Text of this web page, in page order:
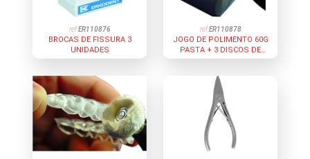
ref:ER110876
BROCAS DE FISSURA 3
UNIDADES
ref:ER110878
JOGO DE POLIMENTO 60G
PASTA + 3 DISCOS DE
POLIMENTO